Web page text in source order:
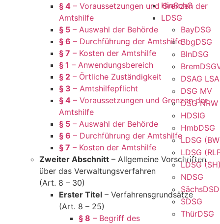
HinSchG
LDSG
BayDSG
BbgDSG
BlnDSG
DSAG LSA
DSG MV
DSG NRW
HDSIG
HmbDSG
LDSG
LDSG
LDSG
NDSG
SDSG
ThürDSG
§ 4 – Voraussetzungen und Grenzen der
Amtshilfe
§ 5 – Auswahl der Behörde
§ 6 – Durchführung der Amtshilfe
§ 7 – Kosten der Amtshilfe
§ 1 – Anwendungsbereich
§ 2 – Örtliche Zuständigkeit
§ 3 – Amtshilfepflicht
§ 4 – Voraussetzungen und Grenzen der
Amtshilfe
§ 5 – Auswahl der Behörde
§ 6 – Durchführung der Amtshilfe
§ 7 – Kosten der Amtshilfe
Zweiter Abschnitt – Allgemeine Vorschriften
über das Verwaltungsverfahren
(Art. 8 – 30)
Erster Titel – Verfahrensgrundsätze
(Art. 8 – 25)
§ 8 – Begriff des